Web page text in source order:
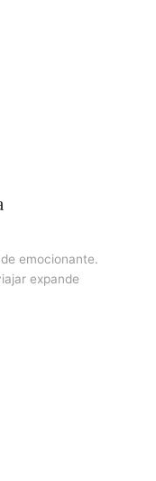
emocionante.
expande